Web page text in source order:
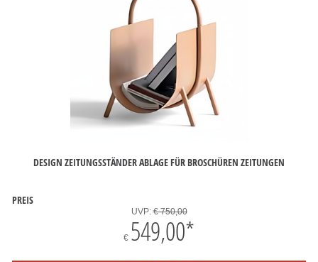
DESIGN ZEITUNGSSTÄNDER ABLAGE FÜR BROSCHÜREN ZEITUNGEN
PREIS
UVP:€ 750,00
€ 549,00*